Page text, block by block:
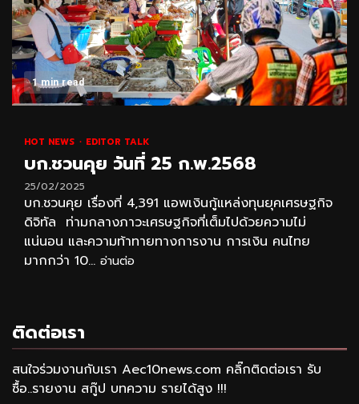
1 min read
HOT NEWS EDITOR TALK
บก.ชวนคุย วันที่ 25 ก.พ.2568
25/02/2025
บก.ชวนคุย เรื่องที่ 4,391 แอพเงินกู้แหล่งทุนยุคเศรษฐกิจ
ดิจิทัล ท่ามกลางภาวะเศรษฐกิจที่เต็มไปด้วยความไม่
แน่นอน และความท้าทายทางการงาน การเงิน คนไทย
มากกว่า 10... อ่านต่อ
ติดต่อเรา
สนใจร่วมงานกับเรา Aec10news.com คลิ๊กติดต่อเรา รับ
ซื้อ..รายงาน สกู๊ป บทความ รายได้สูง !!!